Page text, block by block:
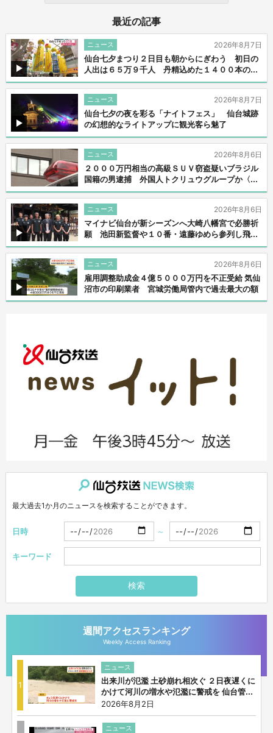
最近の記事
ニュース
仙台七夕まつり２日目も朝からにぎわう 初日の
人出は６５万９千人 丹精込めた１４００本の...
2026年8月7日
ニュース
仙台七夕の夜を彩る「ナイトフェス」 仙台城跡
の幻想的なライトアップに観光客ら魅了
2026年8月7日
ニュース
２０００万円相当の高級ＳＵＶ窃盗疑いブラジル
国籍の男逮捕 外国人トクリュウグループか〈...
2026年8月6日
ニュース
マイナビ仙台が新シーズンへ大崎八幡宮で必勝祈
願 池田新監督や１０番・遠藤ゆめら参列し飛...
2026年8月6日
ニュース
雇用調整助成金４億５０００万円を不正受給 気仙
沼市の印刷業者 宮城労働局管内で過去最大の額
2026年8月6日
最大過去1か月のニュースを検索することができます。
日時 ～
キーワード
検索
週間アクセスランキング
Weekly Access Ranking
1
ニュース
出来川が氾濫 土砂崩れ相次ぐ ２日夜遅くに
かけて河川の増水や氾濫に警戒を 仙台管...
2026年8月2日
ニュース